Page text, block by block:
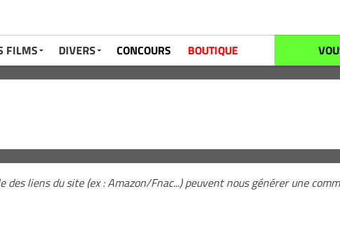
FILMS DIVERS CONCOURS BOUTIQUE
des liens du site (ex : Amazon/Fnac...) peuvent nous générer une